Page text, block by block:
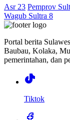
Asr 23 Pemprov
Wagub Sultra 8
Portal berita
Baubau, Kolaka,
pemerintahan, dan
Tiktok